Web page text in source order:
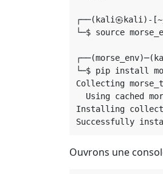
┌──(kali㉿kali)-[~/
└─$ source
└─$ pip
Collecting
Using cached
Installing
Ouvrons une